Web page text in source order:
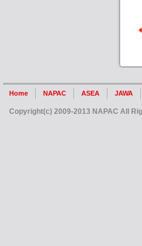
Home NAPAC ASEA JAWA
Copyright(c) 2009-2013 NAPAC All